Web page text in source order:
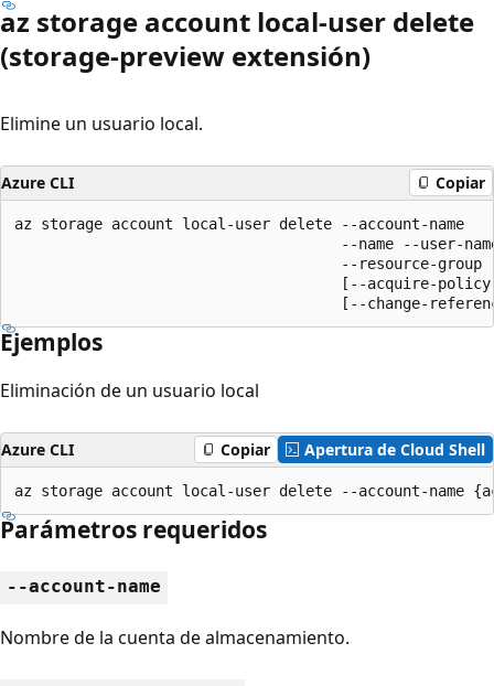
az storage account local-user delete
(storage-preview extensión)
Elimine un usuario local.
Azure CLI Copiar
az storage account local-user delete --account-name
--name --user-
                                     --resource-group
[--acquire-
[--change-
Ejemplos
Eliminación de un usuario local
Azure CLI Copiar Apertura de Cloud Shell
az storage account local-user delete --account-name
Parámetros requeridos
--account-name
Nombre de la cuenta de almacenamiento.